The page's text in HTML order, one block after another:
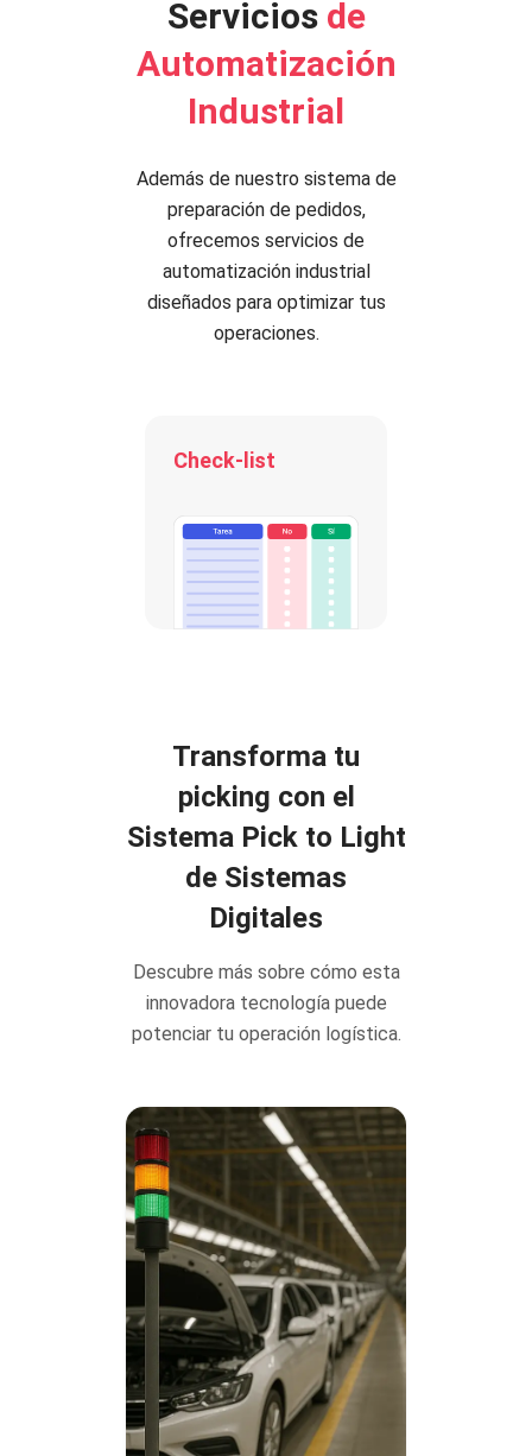
Servicios de
Automatización
Industrial
Además de nuestro sistema de
preparación de pedidos,
ofrecemos servicios de
automatización industrial
diseñados para optimizar tus
operaciones.
Check-list
Transforma tu
picking con el
Sistema Pick to Light
de Sistemas
Digitales
Descubre más sobre cómo esta
innovadora tecnología puede
potenciar tu operación logística.